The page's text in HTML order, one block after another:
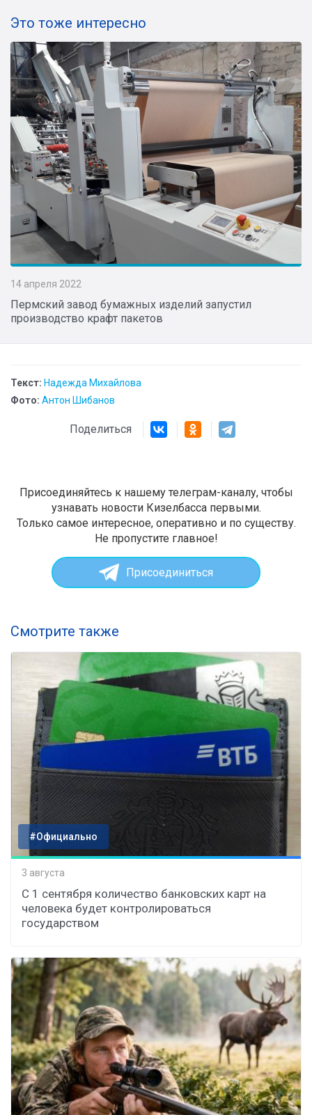
Это тоже интересно
14 апреля 2022
Пермский завод бумажных изделий запустил
производство крафт пакетов
Текст: Надежда Михайлова
Фото: Антон Шибанов
Поделиться
Присоединяйтесь к нашему телеграм-каналу, чтобы
узнавать новости Кизелбасса первыми.
Только самое интересное, оперативно и по существу.
Не пропустите главное!
Присоединиться
Смотрите также
#Официально
3 августа
С 1 сентября количество банковских карт на
человека будет контролироваться
государством